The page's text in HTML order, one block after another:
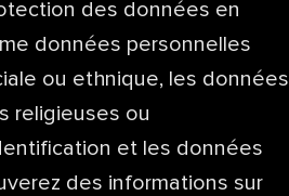
des données en
données personnelles
ou ethnique, les données
religieuses ou
et les données
des informations sur